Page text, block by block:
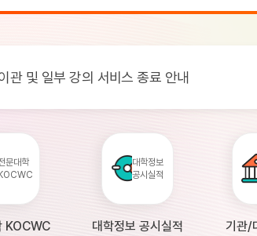
서비스 점검 안내(7월 24일 19:00 ~ 7월...
관 및 일부 강의 서비스 종료 안내
보공시 대학의 원격강좌 현황 조사 안내(자주
문대학
KOCWC
대학정보
공시실적
대학정보 공시실적 기관/